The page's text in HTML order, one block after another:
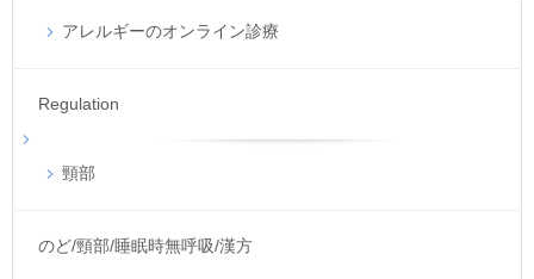
アレルギーのオンライン診療
Regulation
頸部
のど/頸部/睡眠時無呼吸/漢方